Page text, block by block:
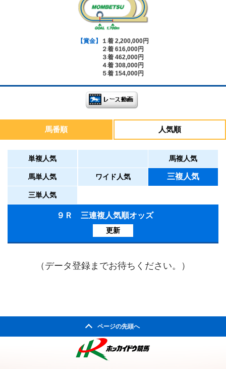
【賞金】
１着 2,200,000円
２着 616,000円
３着 462,000円
４着 308,000円
５着 154,000円
馬番順 人気順
単複人気 馬複人気
馬単人気 ワイド人気 三複人気
三単人気
９Ｒ 三連複人気順オッズ
更新
（データ登録までお待ちください。）
ページの先頭へ